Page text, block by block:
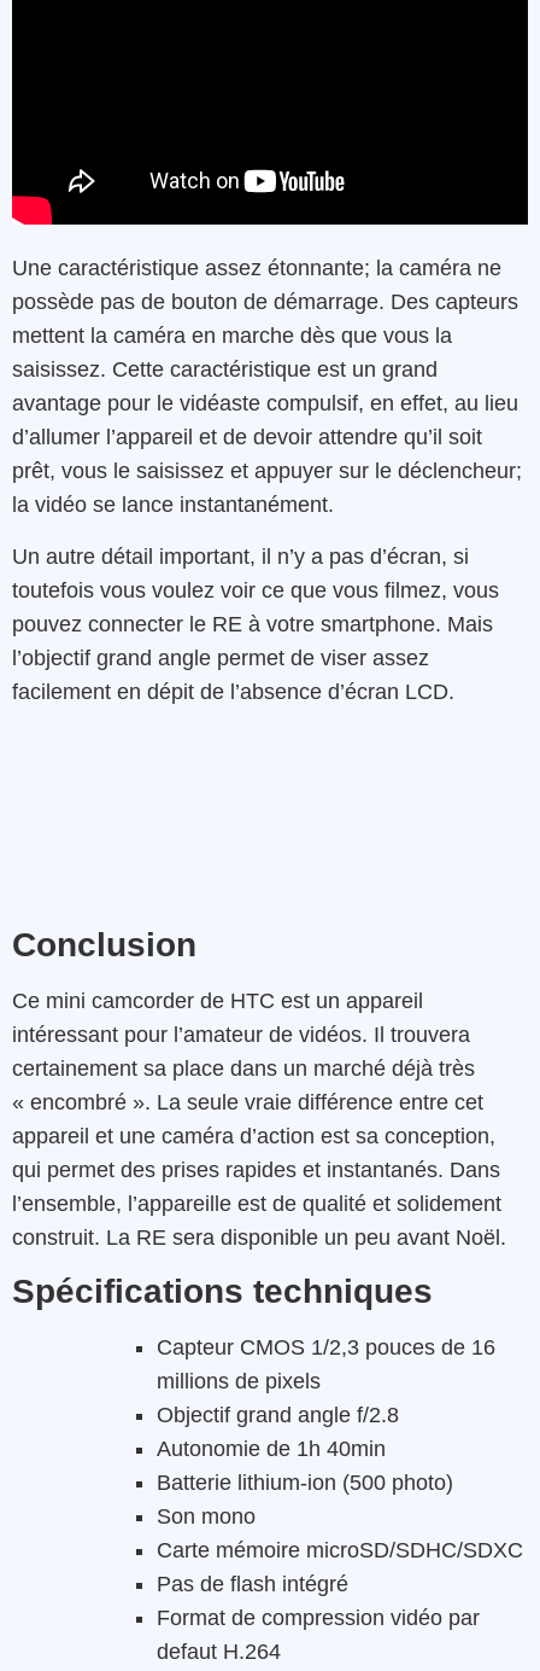
Une caractéristique assez étonnante; la caméra ne
possède pas de bouton de démarrage. Des capteurs
mettent la caméra en marche dès que vous la
saisissez. Cette caractéristique est un grand
avantage pour le vidéaste compulsif, en effet, au lieu
d’allumer l’appareil et de devoir attendre qu’il soit
prêt, vous le saisissez et appuyer sur le déclencheur;
la vidéo se lance instantanément.
Un autre détail important, il n’y a pas d’écran, si
toutefois vous voulez voir ce que vous filmez, vous
pouvez connecter le RE à votre smartphone. Mais
l’objectif grand angle permet de viser assez
facilement en dépit de l’absence d’écran LCD.
Conclusion
Ce mini camcorder de HTC est un appareil
intéressant pour l’amateur de vidéos. Il trouvera
certainement sa place dans un marché déjà très
« encombré ». La seule vraie différence entre cet
appareil et une caméra d’action est sa conception,
qui permet des prises rapides et instantanés. Dans
l’ensemble, l’appareille est de qualité et solidement
construit. La RE sera disponible un peu avant Noël.
Spécifications techniques
Capteur CMOS 1/2,3 pouces de 16
millions de pixels
Objectif grand angle f/2.8
Autonomie de 1h 40min
Batterie lithium-ion (500 photo)
Son mono
Carte mémoire microSD/SDHC/SDXC
Pas de flash intégré
Format de compression vidéo par
defaut H.264